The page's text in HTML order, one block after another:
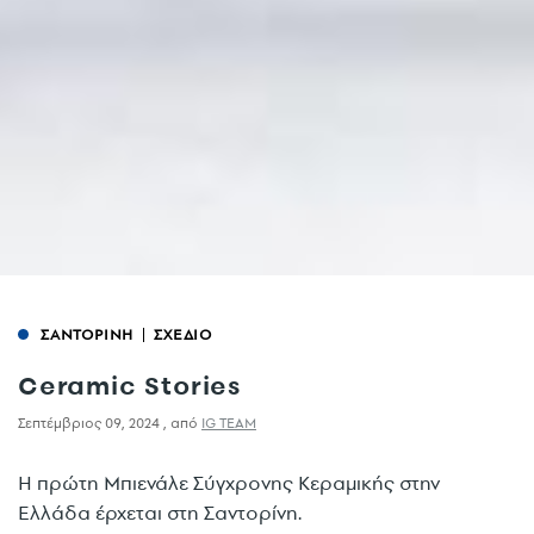
ΣΑΝΤΟΡΙΝΗ ΣΧΕΔΙΟ
Ceramic Stories
Σεπτέμβριος 09, 2024, από IG TEAM
Η πρώτη Μπιενάλε Σύγχρονης Κεραμικής στην
Ελλάδα έρχεται στη Σαντορίνη.